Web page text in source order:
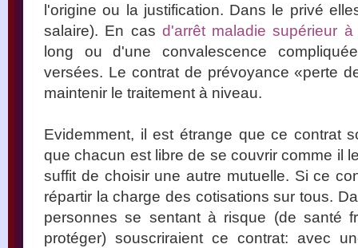
l'origine ou la justification. Dans le privé
salaire). En cas d'arrêt maladie supérieur
long ou d'une convalescence
versées. Le contrat de prévoyance «perte
maintenir le traitement à niveau.
Evidemment, il est étrange que ce contrat
que chacun est libre de se couvrir comme il
suffit de choisir une autre mutuelle. Si ce
répartir la charge des cotisations sur tous.
personnes se sentant à risque (de santé
protéger) souscriraient ce contrat: avec